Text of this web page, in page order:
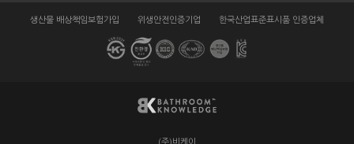
생산물 배상책임보험가입 위생안전인증기업 한국산업표준표시품 인증업체
(주)비케이